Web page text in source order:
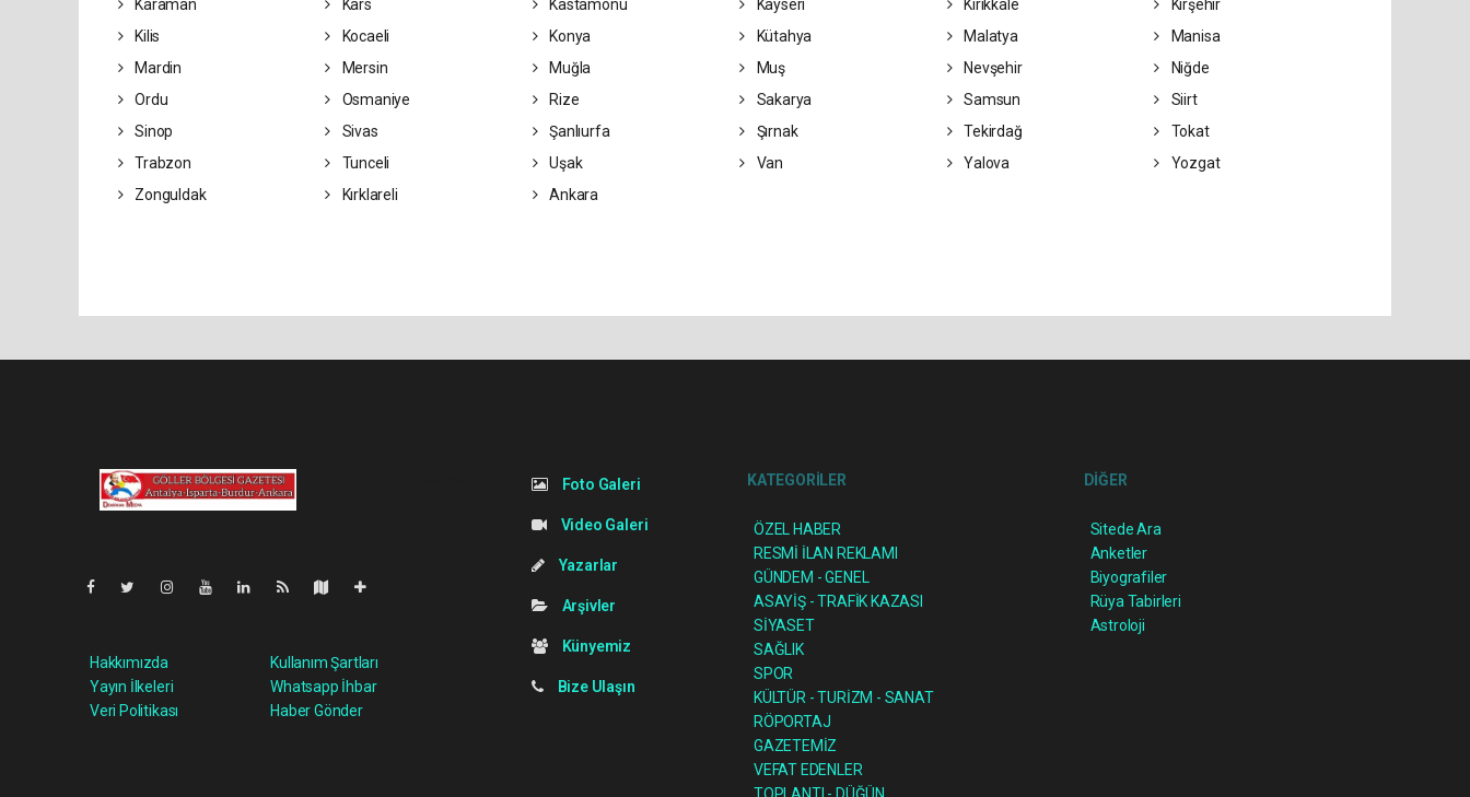
Karaman
Kars Kastamonu Kayseri Kırıkkale
Kırşehir
Kilis
Kocaeli Konya Kütahya Malatya
Manisa
Mardin
Mersin Muğla Muş Nevşehir
Niğde
Ordu
Osmaniye Rize Sakarya Samsun
Siirt
Sinop
Sivas Şanlıurfa Şırnak Tekirdağ
Tokat
Trabzon
Tunceli Uşak Van Yalova
Yozgat
Zonguldak
Kırklareli Ankara
Hakkımızda
Yayın İlkeleri
Veri Politikası
Kullanım Şartları
Whatsapp İhbar
Haber Gönder
Foto Galeri
Video Galeri
Yazarlar
Arşivler
Künyemiz
Bize Ulaşın
KATEGORİLER
ÖZEL HABER
RESMİ İLAN REKLAMI
GÜNDEM - GENEL
ASAYİŞ - TRAFİK KAZASI
SİYASET
SAĞLIK
SPOR
KÜLTÜR - TURİZM - SANAT
RÖPORTAJ
GAZETEMİZ
VEFAT EDENLER
DİĞER
Sitede Ara
Anketler
Biyografiler
Rüya Tabirleri
Astroloji